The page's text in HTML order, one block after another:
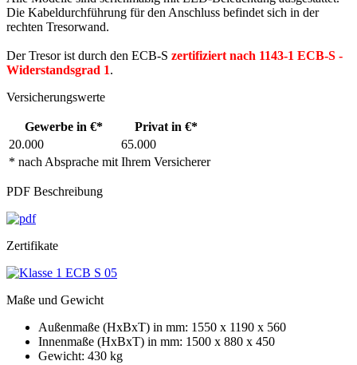
Die Kabeldurchführung für den Anschluss befindet sich in der
rechten Tresorwand.
Der Tresor ist durch den ECB-S zertifiziert nach 1143-1 ECB-S -
Widerstandsgrad 1.
Versicherungswerte
Gewerbe in €* Privat in €*
* nach Absprache mit Ihrem Versicherer
20.000 65.000
PDF Beschreibung
Zertifikate
Maße und Gewicht
Außenmaße (HxBxT) in mm: 1550 x 1190 x 560
Innenmaße (HxBxT) in mm: 1500 x 880 x 450
Gewicht: 430 kg